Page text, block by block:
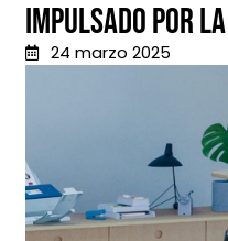
impulsado por
24 marzo 2025